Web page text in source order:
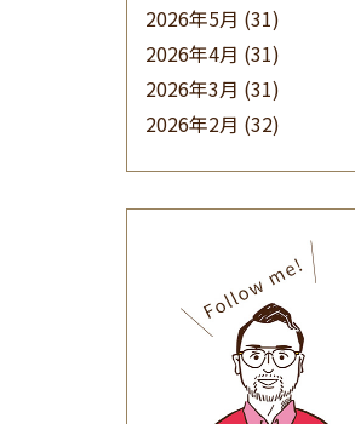
2026年5月 (31)
2026年4月 (31)
2026年3月 (31)
2026年2月 (32)
(32)
2025年9月(30)
2025年8月(31)
2025年7月(37)
2025年6月(48)